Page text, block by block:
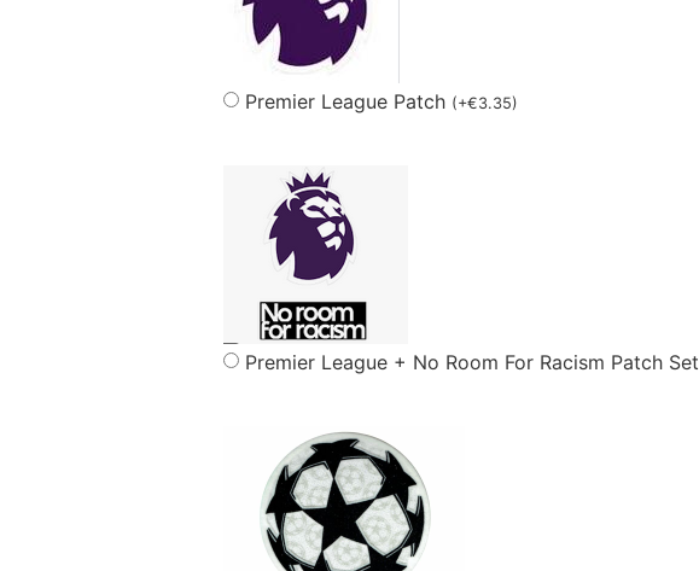
Premier League Patch (+€3.35)
Premier League + No Room For Racism Patch Set